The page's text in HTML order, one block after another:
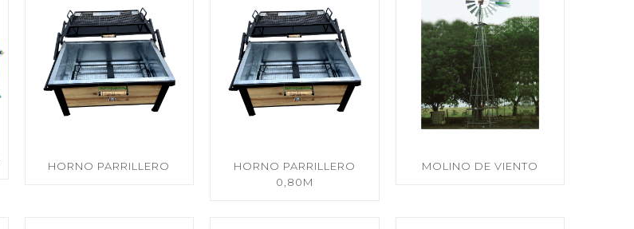
HORNO PARRILLERO
HORNO PARRILLERO
0,80M
MOLINO DE VIENTO